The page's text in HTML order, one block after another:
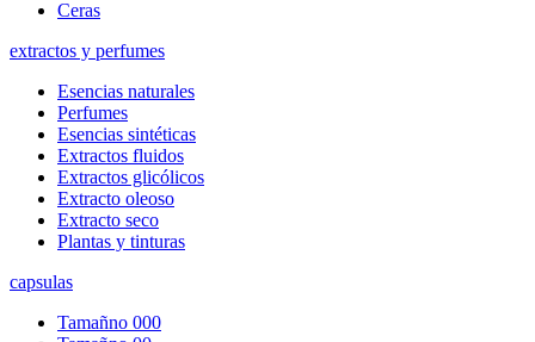
Ceras
extractos y perfumes
Esencias naturales
Perfumes
Esencias sintéticas
Extractos fluidos
Extractos glicólicos
Extracto oleoso
Extracto seco
Plantas y tinturas
capsulas
Tamañno 000